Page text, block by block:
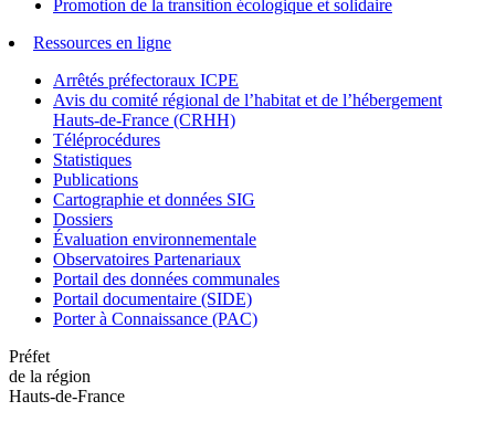
Promotion de la transition écologique et solidaire
Ressources en ligne
Arrêtés préfectoraux ICPE
Avis du comité régional de l’habitat et de l’hébergement
Hauts-de-France (CRHH)
Téléprocédures
Statistiques
Publications
Cartographie et données SIG
Dossiers
Évaluation environnementale
Observatoires Partenariaux
Portail des données communales
Portail documentaire (SIDE)
Porter à Connaissance (PAC)
Préfet
de la région
Hauts-de-France